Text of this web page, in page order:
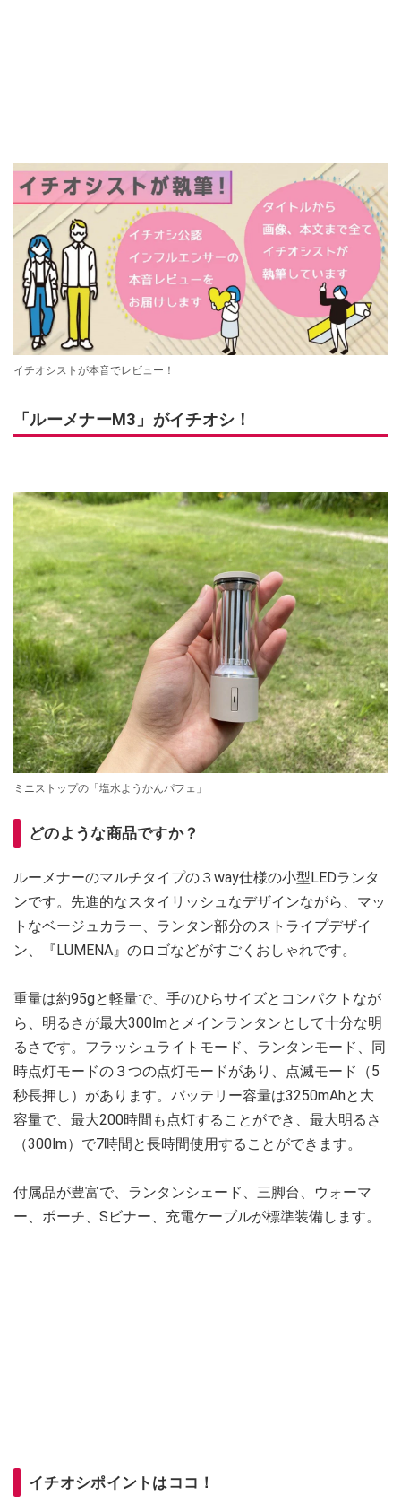
イチオシストが本音でレビュー！
「ルーメナーM3」がイチオシ！
ミニストップの「塩水ようかんパフェ」
どのような商品ですか？
ルーメナーのマルチタイプの３way仕様の小型LEDランタ
ンです。先進的なスタイリッシュなデザインながら、マッ
トなベージュカラー、ランタン部分のストライプデザイ
ン、『LUMENA』のロゴなどがすごくおしゃれです。
重量は約95gと軽量で、手のひらサイズとコンパクトなが
ら、明るさが最大300lmとメインランタンとして十分な明
るさです。フラッシュライトモード、ランタンモード、同
時点灯モードの３つの点灯モードがあり、点滅モード（5
秒長押し）があります。バッテリー容量は3250mAhと大
容量で、最大200時間も点灯することができ、最大明るさ
（300lm）で7時間と長時間使用することができます。
付属品が豊富で、ランタンシェード、三脚台、ウォーマ
ー、ポーチ、Sビナー、充電ケーブルが標準装備します。
イチオシポイントはココ！